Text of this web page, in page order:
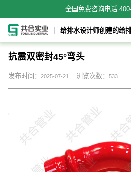
全国免费咨询电话:
给排水设计师创建的给
抗震双密封45°弯头
发布时间： 2025-07-21 浏览次数： 533